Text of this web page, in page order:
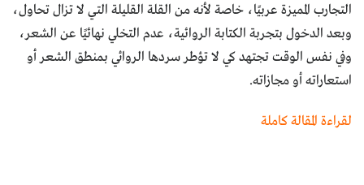
التجارب المميزة عربيًا، خاصة لأنه من القلة القليلة التي لا تزال تحاول،
وبعد الدخول بتجربة الكتابة الروائية، عدم التخلي نهائيًا عن الشعر،
وفي نفس الوقت تجتهد كي لا تؤطر سردها الروائي بمنطق الشعر أو
استعاراته أو مجازاته.
لقراءة المقالة كاملة